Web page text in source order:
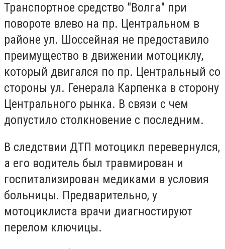
Транспортное средство "Волга" при
повороте влево на пр. Центральном в
районе ул. Шоссейная не предоставило
преимущество в движении мотоциклу,
который двигался по пр. Центральный со
стороны ул. Генерала Карпенка в сторону
Центрального рынка. В связи с чем
допустило столкновение с последним.
В следствии ДТП мотоцикл перевернулся,
а его водитель был травмирован и
госпитализирован медиками в условия
больницы. Предварительно, у
мотоциклиста врачи диагностируют
перелом ключицы.